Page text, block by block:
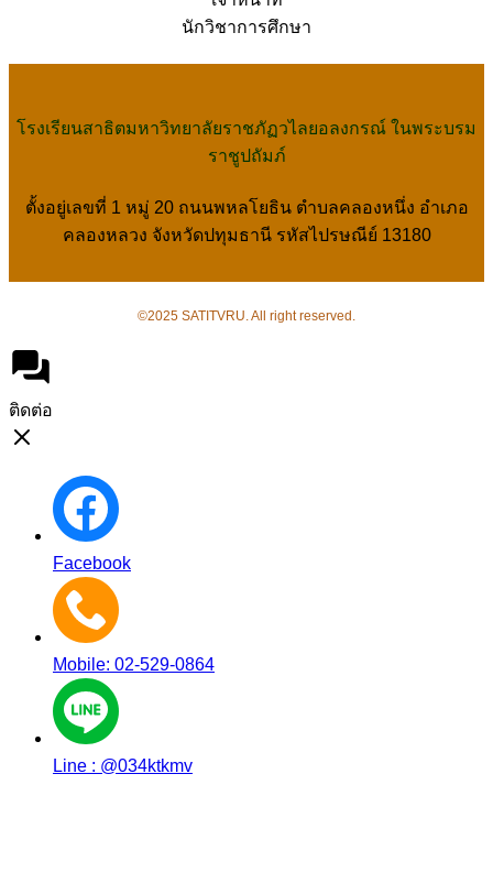
นักวิชาการศึกษา
โรงเรียนสาธิตมหาวิทยาลัยราชภัฏวไลยอลงกรณ์ ในพระบรม
ราชูปถัมภ์
ตั้งอยู่เลขที่ 1 หมู่ 20 ถนนพหลโยธิน ตำบลคลองหนึ่ง อำเภอ
คลองหลวง จังหวัดปทุมธานี รหัสไปรษณีย์ 13180
©2025 SATITVRU. All right reserved.
ติดต่อ
Facebook
Mobile: 02-529-0864
Line : @034ktkmv